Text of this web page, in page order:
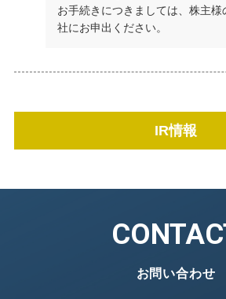
お手続きにつきましては、株主
社にお申出ください。
IR情報
お問い合わせ